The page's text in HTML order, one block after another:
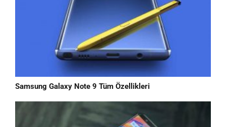
Samsung Galaxy Note 9 Tüm Özellikleri